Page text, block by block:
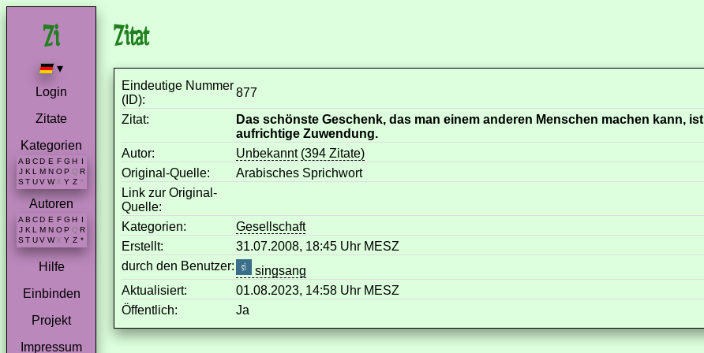
▾
Login
Zitate
Kategorien
A B C D E F G H I
J K L M N O P Q R
S T U V W X Y Z *
Autoren
A B C D E F G H
J K L M N O P Q R
S T U V W X Y Z *
Hilfe
Einbinden
Projekt
Impressum
Zitat
Eindeutige Nummer
(ID):
877
Zitat:
Das schönste Geschenk, das man einem anderen Menschen machen kann, ist
aufrichtige Zuwendung.
Autor:
Unbekannt (394 Zitate)
Original-Quelle:
Arabisches Sprichwort
Link zur Original-
Quelle:
Kategorien:
Gesellschaft
Erstellt:
31.07.2008, 18:45 Uhr MESZ
durch den Benutzer:
singsang
Aktualisiert:
01.08.2023, 14:58 Uhr MESZ
Öffentlich:
Ja